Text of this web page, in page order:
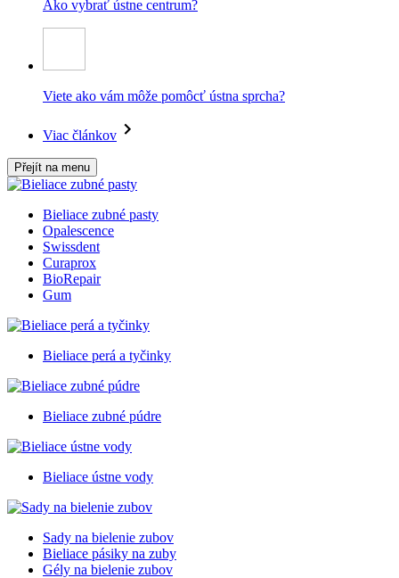
Ako vybrať ústne centrum?
Viete ako vám môže pomôcť ústna sprcha?
Viac článkov
Přejít na menu
Bieliace zubné pasty
Opalescence
Swissdent
Curaprox
BioRepair
Gum
Bieliace perá a tyčinky
Bieliace zubné púdre
Bieliace ústne vody
Sady na bielenie zubov
Bieliace pásiky na zuby
Gély na bielenie zubov